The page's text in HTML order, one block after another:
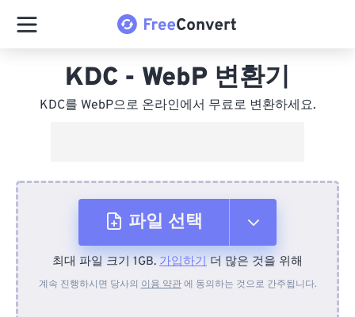
KDC - WebP 변환기
KDC를 WebP으로 온라인에서 무료로 변환하세요.
파일 선택
장치에서
최대 파일 크기 1GB. 가입하기 더 많은 것을 위해
계속 진행하시면 당사의 이용 약관에 동의하는 것으로 간주됩니다.